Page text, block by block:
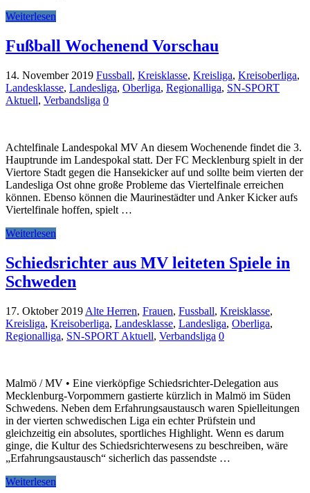
Weiterlesen
Fußball Wochenend Vorschau
14. November 2019 Fussball, Kreisklasse, Kreisliga, Kreisoberliga,
Landesklasse, Landesliga, Oberliga, Regionalliga, SN-SPORT
Aktuell, Verbandsliga 0
Achtelfinale Landespokal MV An diesem Wochenende findet die 3.
Hauptrunde im Landespokal statt. Der FC Mecklenburg spielt in der
Viertore Stadt gegen die Hansekicker auf und sollte beim vierten der
Landesliga Ost ohne große Probleme das Viertelfinale erreichen
können. Ebenso können die Maurinestädter und Anker Kicker aufs
Viertelfinale hoffen, spielt …
Weiterlesen
Schiedsrichter aus MV leiteten Spiele in
Schweden
17. Oktober 2019 Alte Herren, Frauen, Fussball, Kreisklasse,
Kreisliga, Kreisoberliga, Landesklasse, Landesliga, Oberliga,
Regionalliga, SN-SPORT Aktuell, Verbandsliga 0
Malmö / MV • Eine vierköpfige Schiedsrichter-Delegation aus
Mecklenburg-Vorpommern gastierte kürzlich in Malmö im Süden
Schwedens. Neben dem Erfahrungsaustausch waren Spielleitungen
in der vierten schwedischen Liga ein echter Prüfstein und
gleichzeitig ein absolutes, sportliches Highlight. Wenn es darum
ginge, die Kultur des Schiedsrichterwesens zu beschreiben, wäre
„Erfahrungsaustausch“ sicherlich das passendste …
Weiterlesen